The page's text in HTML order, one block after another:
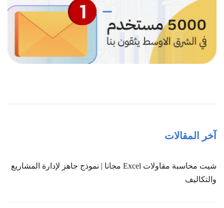
آخر المقالات
شيت محاسبة مقاولات Excel مجانا | نموذج جاهز لإدارة المشاريع
والتكاليف